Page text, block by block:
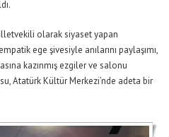
olarak siyaset yapan
ege şivesiyle anılarını paylaşımı,
kazınmış ezgiler ve salonu
Atatürk Kültür Merkezi’nde adeta bir